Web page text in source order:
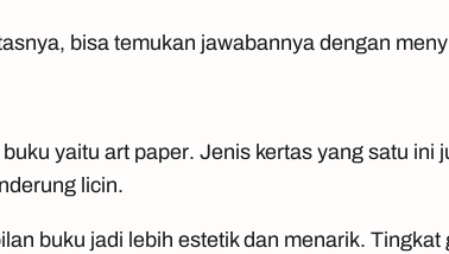
bisa temukan jawabannya dengan
yaitu art paper. Jenis kertas yang satu ini
licin.
buku jadi lebih estetik dan menarik.